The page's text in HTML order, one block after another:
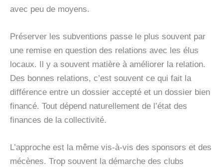
avec peu de moyens.
Préserver les subventions passe le plus souvent par
une remise en question des relations avec les élus
locaux. Il y a souvent matière à améliorer la relation.
Des bonnes relations, c’est souvent ce qui fait la
différence entre un dossier accepté et un dossier bien
financé. Tout dépend naturellement de l’état des
finances de la collectivité.
L’approche est la même vis-à-vis des sponsors et des
mécènes. Trop souvent la démarche des clubs